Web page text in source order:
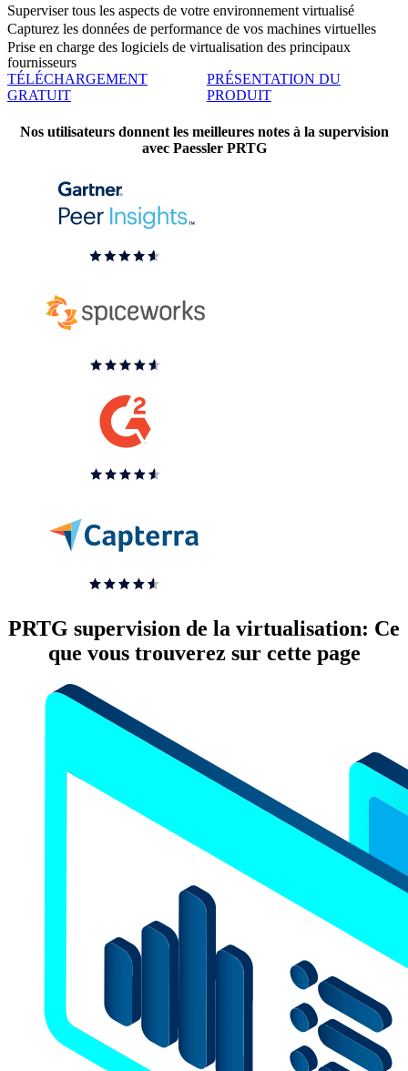
Superviser tous les aspects de votre environnement virtualisé
Capturez les données de performance de vos machines virtuelles
Prise en charge des logiciels de virtualisation des principaux
fournisseurs
TÉLÉCHARGEMENT
GRATUIT
PRÉSENTATION DU
PRODUIT
Nos utilisateurs donnent les meilleures notes à la supervision
avec Paessler PRTG
PRTG supervision de la virtualisation: Ce
que vous trouverez sur cette page